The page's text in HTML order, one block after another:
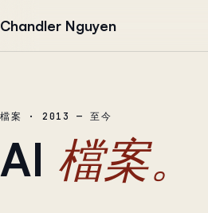
Chandler Nguyen
檔案 · 2013 — 至今
AI 檔案。